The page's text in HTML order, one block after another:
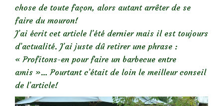
chose de toute façon, alors autant arrêter de se
faire du mouron!
J’ai écrit cet article l’été dernier mais il est toujours
d’actualité. J’ai juste dû retirer une phrase :
« Profitons-en pour faire un barbecue entre
amis »… Pourtant c’était de loin le meilleur conseil
de l’article!